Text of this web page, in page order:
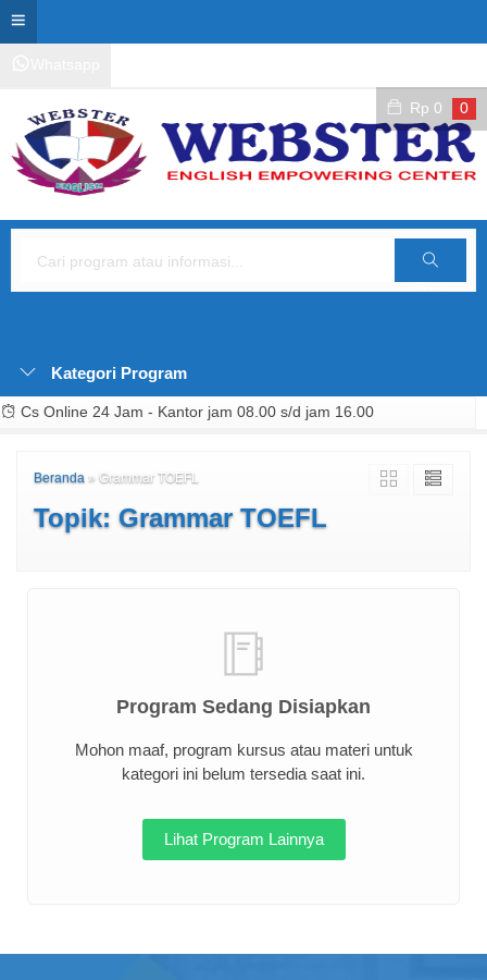
Rp 0 0
Cari
Kategori Program
Cs Online 24 Jam - Kantor jam 08.00 s/d jam 16.00
Beranda » Grammar TOEFL
Topik: Grammar TOEFL
Program Sedang Disiapkan
Mohon maaf, program kursus atau materi untuk
kategori ini belum tersedia saat ini.
Lihat Program Lainnya